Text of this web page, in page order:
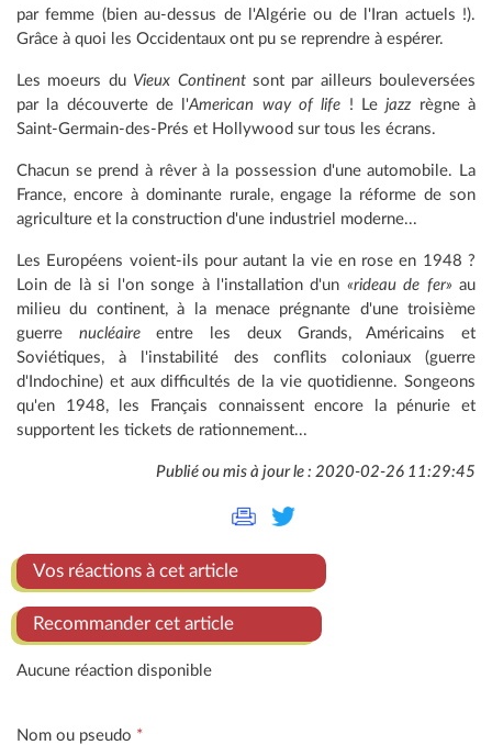
par femme (bien au-dessus de l'Algérie ou de l'Iran actuels !).
Grâce à quoi les Occidentaux ont pu se reprendre à espérer.
Les moeurs du Vieux Continentsont par ailleurs bouleversées
par la découverte de l'American way of life ! Lejazzrègne à
Saint-Germain-des-Prés et Hollywood sur tous les écrans.
Chacun se prend à rêver à la possession d'une automobile. La
France, encore à dominante rurale, engage la réforme de son
agriculture et la construction d'une industriel moderne...
Les Européens voient-ils pour autant la vie en rose en 1948 ?
Loin de là si l'on songe à l'installation d'un «rideau de fer» au
milieu du continent, à la menace prégnante d'une troisième
guerre nucléaireentre les deux Grands, Américains et
Soviétiques, à l'instabilité des conflits coloniaux (guerre
d'Indochine) et aux difficultés de la vie quotidienne. Songeons
qu'en 1948, les Français connaissent encore la pénurie et
supportent les tickets de rationnement...
Publié ou mis à jour le : 2020-02-26 11:29:45
Vos réactions à cet article
Recommander cet article
Aucune réaction disponible
Nom ou pseudo *